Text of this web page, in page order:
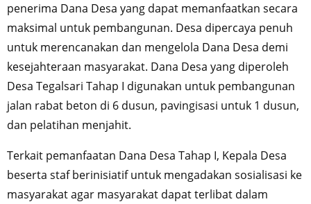
penerima Dana Desa yang dapat memanfaatkan secara
maksimal untuk pembangunan. Desa dipercaya penuh
untuk merencanakan dan mengelola Dana Desa demi
kesejahteraan masyarakat. Dana Desa yang diperoleh
Desa Tegalsari Tahap I digunakan untuk pembangunan
jalan rabat beton di 6 dusun, pavingisasi untuk 1 dusun,
dan pelatihan menjahit.
Terkait pemanfaatan Dana Desa Tahap I, Kepala Desa
beserta staf berinisiatif untuk mengadakan sosialisasi ke
masyarakat agar masyarakat dapat terlibat dalam